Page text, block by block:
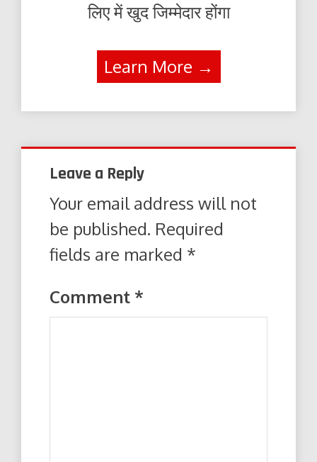
लिए में खुद जिम्मेदार होंगा
Learn More →
Leave a Reply
Your email address will not
be published. Required
fields are marked *
Comment *